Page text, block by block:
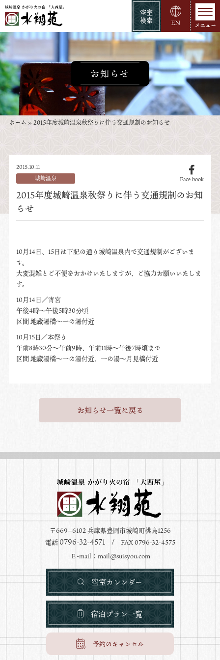
空室
検索
EN
お知らせ
ホーム » 2015年度城崎温泉秋祭りに伴う交通規制のお知らせ
2015.10.11
城崎温泉
Face book
2015年度城崎温泉秋祭りに伴う交通規制のお知
らせ
10月14日、15日は下記の通り城崎温泉内で交通規制がございま
す。
大変混雑とご不便をおかけいたしますが、ご協力お願いいたしま
す。
10月14日／宵宮
午後4時～午後5時30分頃
区間 地蔵湯橋～一の湯付近
10月15日／本祭り
午前8時30分～午前9時、午前11時～午後7時頃まで
区間 地蔵湯橋～一の湯付近、一の湯～月見橋付近
お知らせ一覧に戻る
〒669−6102 兵庫県豊岡市城崎町桃島1256
電話 0796-32-4571/ FAX 0796-32-4575
Ｅ-mail： mail@suisyou.com
空室カレンダー
宿泊プラン一覧
予約のキャンセル